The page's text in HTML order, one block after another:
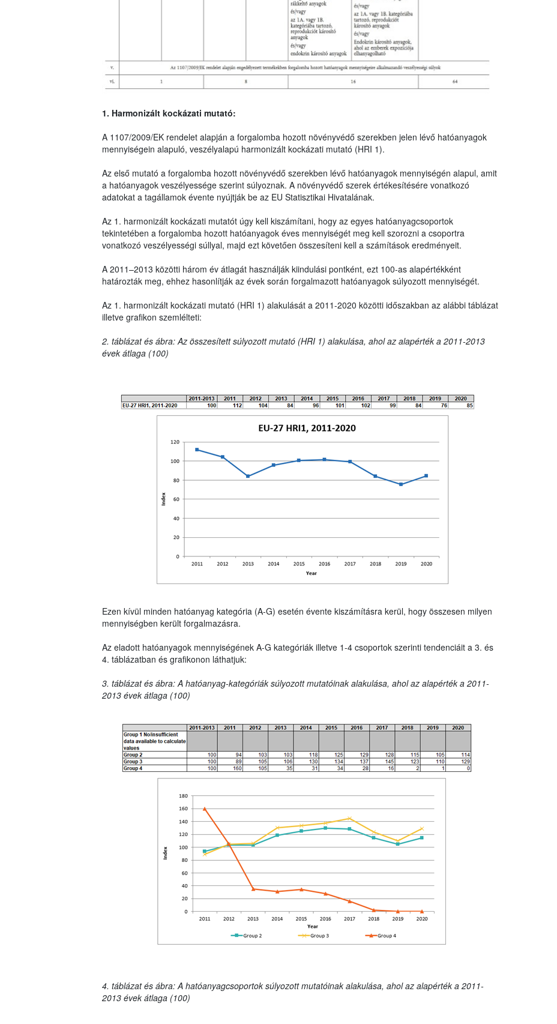
1. Harmonizált kockázati mutató:
A 1107/2009/EK rendelet alapján a forgalomba hozott növényvédő szerekben jelen lévő hatóanyagok
mennyiségein alapuló, veszélyalapú harmonizált kockázati mutató (HRI 1).
Az első mutató a forgalomba hozott növényvédő szerekben lévő hatóanyagok mennyiségén alapul, amit
a hatóanyagok veszélyessége szerint súlyoznak. A növényvédő szerek értékesítésére vonatkozó
adatokat a tagállamok évente nyújtják be az EU Statisztikai Hivatalának.
Az 1. harmonizált kockázati mutatót úgy kell kiszámítani, hogy az egyes hatóanyagcsoportok
tekintetében a forgalomba hozott hatóanyagok éves mennyiségét meg kell szorozni a csoportra
vonatkozó veszélyességi súllyal, majd ezt követően összesíteni kell a számítások eredményeit.
A 2011–2013 közötti három év átlagát használják kiindulási pontként, ezt 100-as alapértékként
határozták meg, ehhez hasonlítják az évek során forgalmazott hatóanyagok súlyozott mennyiségét.
Az 1. harmonizált kockázati mutató (HRI 1) alakulását a 2011-2020 közötti időszakban az alábbi táblázat
illetve grafikon szemlélteti:
2. táblázat és ábra: Az összesített súlyozott mutató (HRI 1) alakulása, ahol az alapérték a 2011-2013
évek átlaga (100)
Ezen kívül minden hatóanyag kategória (A-G) esetén évente kiszámításra kerül, hogy összesen milyen
mennyiségben került forgalmazásra.
Az eladott hatóanyagok mennyiségének A-G kategóriák illetve 1-4 csoportok szerinti tendenciáit a 3. és
4. táblázatban és grafikonon láthatjuk:
3. táblázat és ábra: A hatóanyag-kategóriák súlyozott mutatóinak alakulása, ahol az alapérték a 2011-
2013 évek átlaga (100)
4. táblázat és ábra: A hatóanyagcsoportok súlyozott mutatóinak alakulása, ahol az alapérték a 2011-
2013 évek átlaga (100)